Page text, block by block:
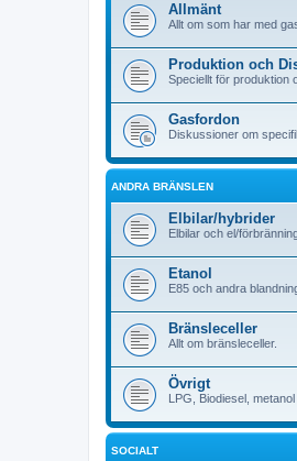
Allmänt
Allt om som har med
Produktion och
Speciellt för produktion
Gasfordon
Diskussioner om
ANDRA BRÄNSLEN
Elbilar/hybrider
Elbilar och el/
Etanol
E85 och andra
Bränsleceller
Allt om bränsleceller.
Övrigt
LPG, Biodiesel, metanol
SOCIALT